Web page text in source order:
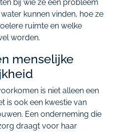
bij wie ze een probleem
kunnen vinden, hoe ze
ruimte en welke
worden.
menselijke
is niet alleen een
is ook een kwestie van
Een onderneming die
draagt voor haar